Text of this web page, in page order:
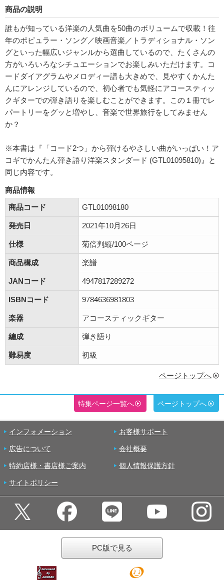
商品の説明
誰もが知っている洋楽の人気曲を50曲のボリュームで収載！往
年のポピュラー・ソング／映画音楽／トラディショナル・ソン
グといった幅広いジャンルから選曲しているので、たくさんの
方がいろいろなシチュエーションでお楽しみいただけます。コ
ードダイアグラムやメロディー譜も大きめで、見やすくかんた
んにアレンジしているので、初心者でも気軽にアコースティッ
クギターでの弾き語りを楽しむことができます。この１冊でレ
パートリーをグッと増やし、音楽で世界旅行をしてみません
か？
※本書は『「コード2つ」から弾けるやさしい曲がいっぱい！ア
コギでかんたん弾き語り洋楽スタンダード (GTL01095810)』と
同じ内容です。
商品情報
商品コード
GTL01098180
発売日 2021年10月26日
仕様 菊倍判縦/100ページ
商品構成 楽譜
JANコード 4947817289272
ISBNコード 9784636981803
楽器 アコースティックギター
編成 弾き語り
難易度 初級
ページトップへ
特集ページ一覧へ ページトップへ
インフォメーション お客様サポート
広告について 会社概要
特約店様・書店様ご案内 個人情報保護方針
サイトポリシー
PC版で見る